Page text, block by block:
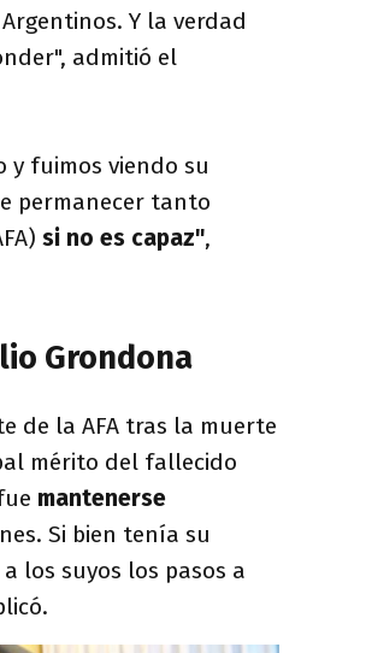
Y la verdad
admitió el
y fuimos viendo su
permanecer tanto
si no es capaz",
Grondona
de la AFA tras la muerte
mérito del fallecido
mantenerse
Si bien tenía su
los suyos los pasos a